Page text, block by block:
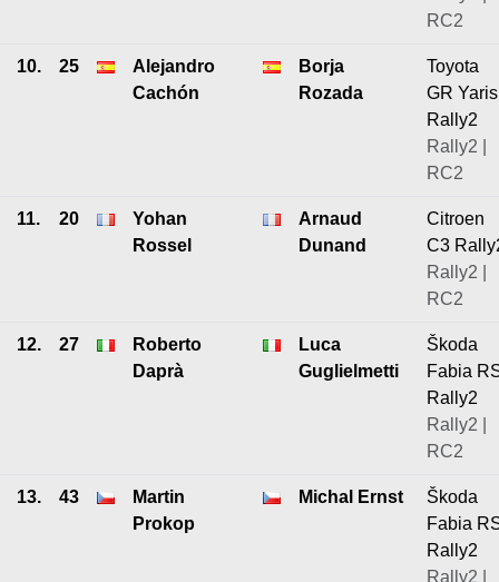
RC2
10. 25
Alejandro
Cachón
Borja
Rozada
Toyota
GR Yaris
Rally2
Rally2 |
RC2
11. 20
Yohan
Rossel
Arnaud
Dunand
Citroen
C3
Rally2 |
RC2
12. 27
Roberto
Daprà
Luca
Guglielmetti
Škoda
Fabia
Rally2
Rally2 |
RC2
13. 43
Martin
Prokop
Michal Ernst
Škoda
Fabia
Rally2
Rally2 |